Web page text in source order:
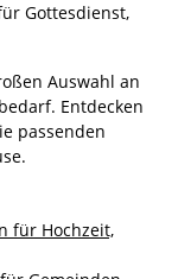
Gottesdienst,
Auswahl an
Entdecken
passenden